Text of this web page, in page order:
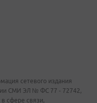
сетевого издания
СМИ ЭЛ № ФС 77 - 72742,
сфере связи,